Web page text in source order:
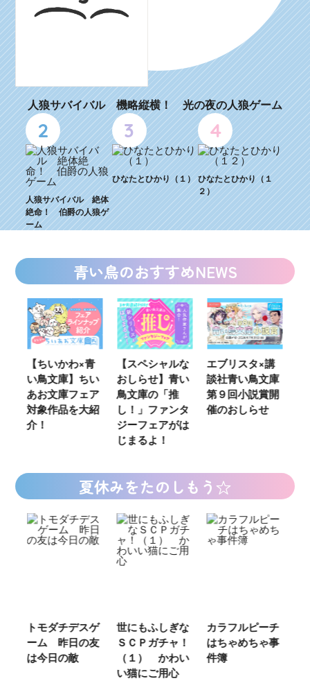
人狼サバイバル 機略縦横！ 光の夜の人狼ゲーム
2
人狼サバイバル 絶体
絶命！ 伯爵の人狼ゲ
ーム
3
ひなたとひかり（１）
4
ひなたとひかり（１
２）
青い鳥のおすすめNEWS
【ちいかわ×青
い鳥文庫】ちい
あお文庫フェア
対象作品を大紹
介！
【スペシャルな
おしらせ】青い
鳥文庫の「推
し！」ファンタ
ジーフェアがは
じまるよ！
エブリスタ×講
談社青い鳥文庫
第９回小説賞開
催のおしらせ
夏休みをたのしもう☆
トモダチデスゲ
ーム 昨日の友
は今日の敵
世にもふしぎな
ＳＣＰガチャ！
（１） かわい
い猫にご用心
カラフルピーチ
はちゃめちゃ事
件簿